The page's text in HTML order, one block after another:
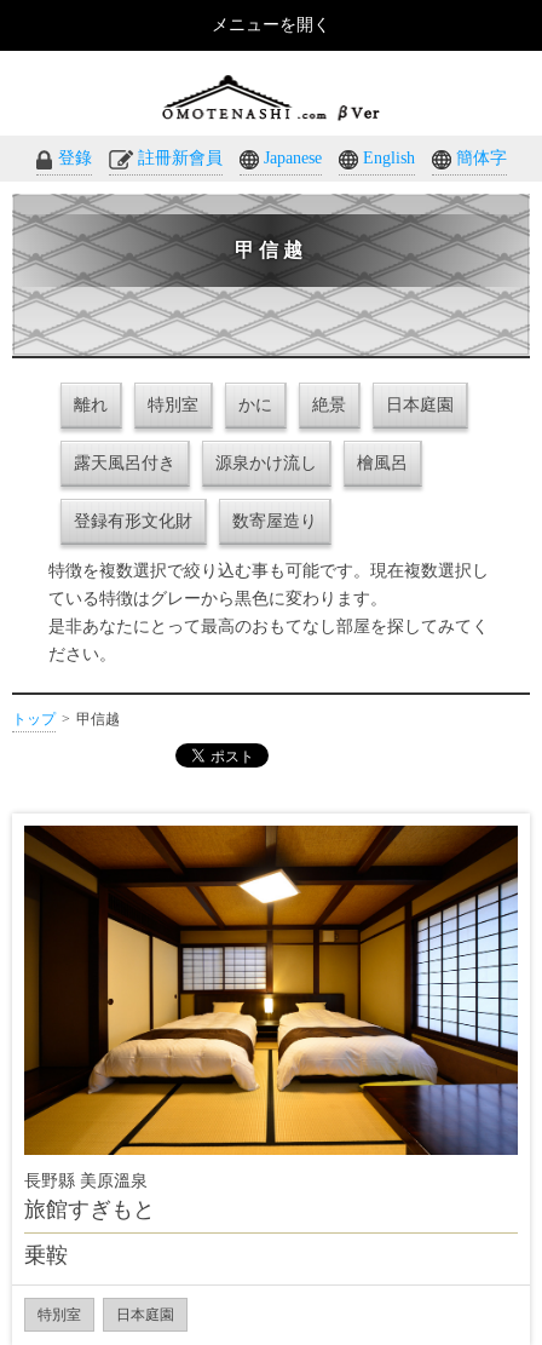
登錄 註冊新會員 Japanese English 簡体字
甲信越
離れ 特別室 かに 絶景 日本庭園
露天風呂付き 源泉かけ流し 檜風呂
登録有形文化財 数寄屋造り
特徴を複数選択で絞り込む事も可能です。現在複数選択し
ている特徴はグレーから黒色に変わります。
是非あなたにとって最高のおもてなし部屋を探してみてく
ださい。
トップ 甲信越
長野縣 美原溫泉
旅館すぎもと
乗鞍
特別室 日本庭園
メニューを開く